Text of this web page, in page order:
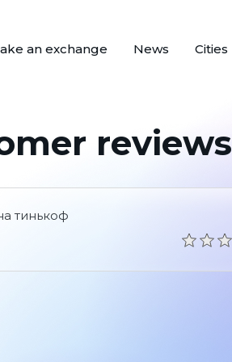
an exchange News Cities
reviews
тинькоф